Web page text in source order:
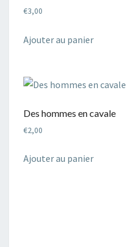
€3,00
Ajouter au panier
Des hommes en cavale
€2,00
Ajouter au panier